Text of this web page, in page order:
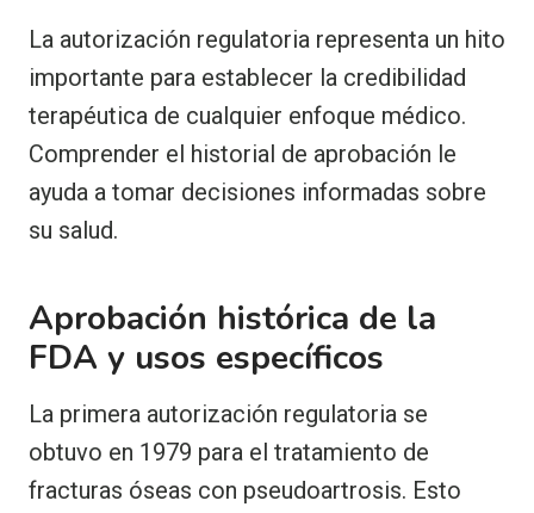
La autorización regulatoria representa un hito
importante para establecer la credibilidad
terapéutica de cualquier enfoque médico.
Comprender el historial de aprobación le
ayuda a tomar decisiones informadas sobre
su salud.
Aprobación histórica de la
FDA y usos específicos
La primera autorización regulatoria se
obtuvo en 1979 para el tratamiento de
fracturas óseas con pseudoartrosis. Esto